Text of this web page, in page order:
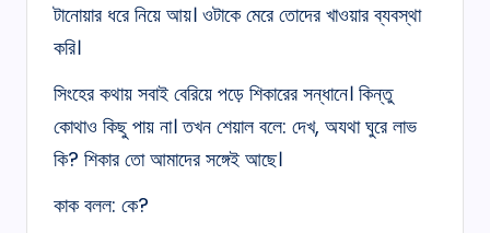
টানোয়ার ধরে নিয়ে আয়। ওটাকে মেরে তোদের খাওয়ার ব্যবস্থা
করি।
সিংহের কথায় সবাই বেরিয়ে পড়ে শিকারের সন্ধানে। কিন্তু
কোথাও কিছু পায় না। তখন শেয়াল বলে: দেখ, অযথা ঘুরে লাভ
কি? শিকার তো আমাদের সঙ্গেই আছে।
কাক বলল: কে?